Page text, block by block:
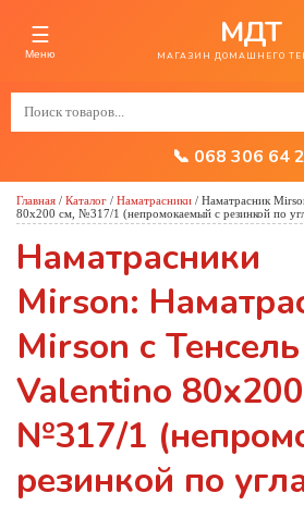
☰
Меню
МДТ
МАГАЗИН ДОМАШНЕГО
📞 068 306 64
Главная / Каталог / Наматрасники / Наматрасник
80x200 см, №317/1 (непромокаемый с резинкой по
Наматрасники
Mirson:
Mirson с
Valentino
№317/1
резинкой по